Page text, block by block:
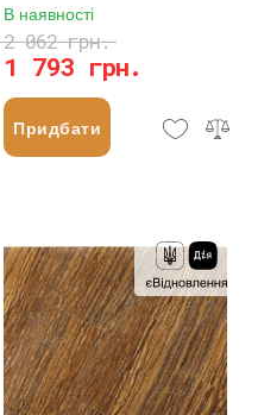
В наявності
1 793 грн.
2 062 грн.
Придбати